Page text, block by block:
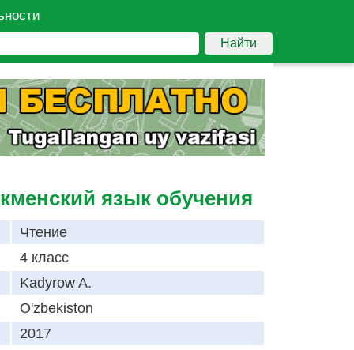
Найти
язык обучения
Чтение
4 класс
Kadyrow A.
O'zbekiston
2017